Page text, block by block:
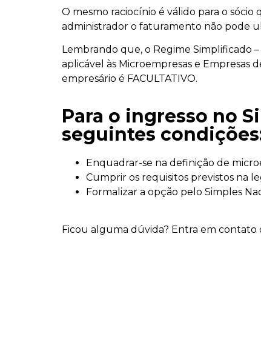
O mesmo raciocínio é válido para o
administrador o faturamento não pode
Lembrando que, o Regime Simplificado
aplicável às Microempresas e Empresas
empresário é FACULTATIVO.
Para o ingresso no
seguintes
Enquadrar-se na definição de
Cumprir os requisitos previstos na
Formalizar a opção pelo Simples
Ficou alguma dúvida? Entra em